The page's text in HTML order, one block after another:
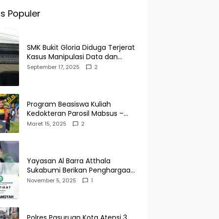
Populer
SMK Bukit Gloria Diduga Terjerat
Kasus Manipulasi Data dan
Pelaporan Palsu Untuk
September 17, 2025 2
Program Beasiswa Kuliah
Kedokteran Parosil Mabsus –
Mad Hasnurin Kini Menuai Hasil.
Maret 15, 2025 2
Yayasan Al Barra Atthala
Sukabumi Berikan Penghargaan
Kepada Rudi Alamsyah Atas
November 5, 2025 1